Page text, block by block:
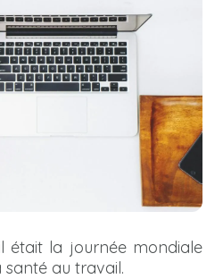
était la journée mondiale
santé au travail.